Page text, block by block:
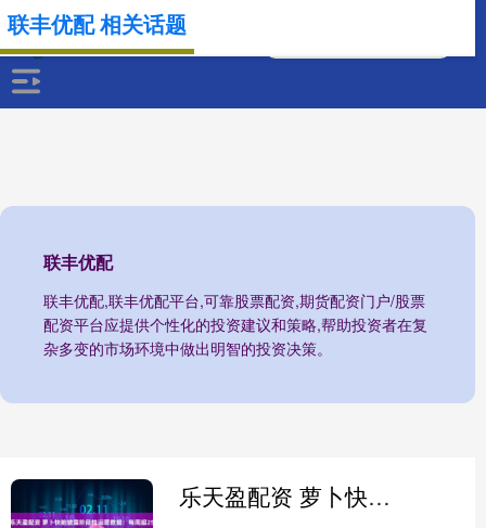
联丰优配
联丰优配,联丰优配平台,可靠股票配资,期货配资门户/股票
配资平台应提供个性化的投资建议和策略,帮助投资者在复
杂多变的市场环境中做出明智的投资决策。
联丰优配 相关话题
乐天盈配资 萝卜快跑披露阶段性运营数据：每周超25万笔Robotaxi订单